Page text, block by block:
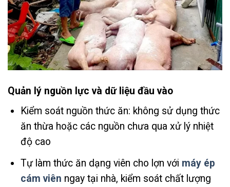
Quản lý nguồn lực và dữ liệu đầu vào
Kiểm soát nguồn thức ăn: không sử dụng thức
ăn thừa hoặc các nguồn chưa qua xử lý nhiệt
độ cao
Tự làm thức ăn dạng viên cho lợn với máy ép
cám viên ngay tại nhà, kiểm soát chất lượng